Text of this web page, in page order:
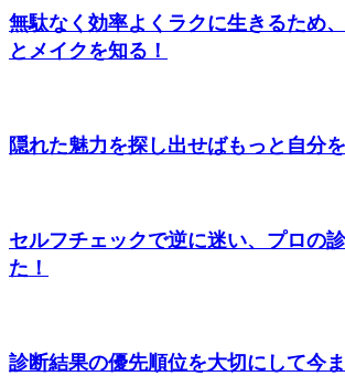
無駄なく効率よくラクに生きるため
とメイクを知る！
隠れた魅力を探し出せばもっと自分
セルフチェックで逆に迷い、プロの
た！
診断結果の優先順位を大切にして今